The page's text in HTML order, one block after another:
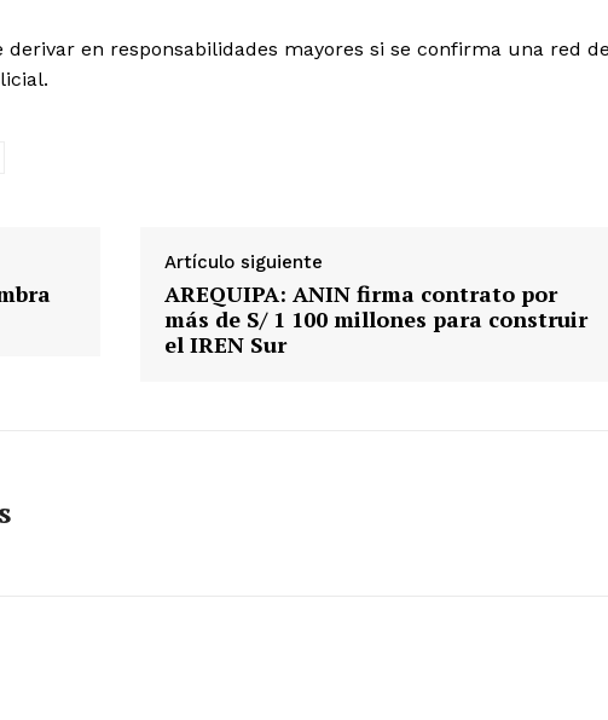
en responsabilidades mayores si se confirma una red de
Artículo siguiente
AREQUIPA: ANIN firma contrato por
más de S/ 1 100 millones para construir
el IREN Sur